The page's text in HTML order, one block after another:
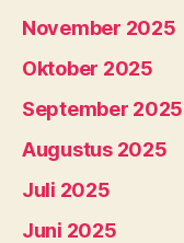
November 2025
Oktober 2025
September 2025
Augustus 2025
Juli 2025
Juni 2025